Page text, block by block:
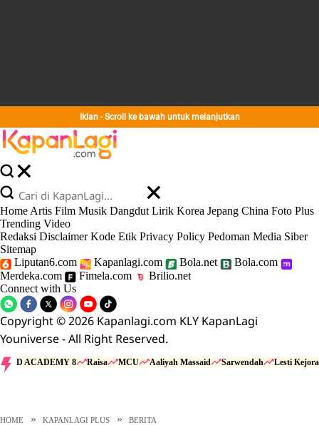
Iklan - Scroll ke bawah untuk melanjutkan
Home Artis Film Musik Dangdut Lirik Korea Jepang China Foto Plus
Trending Video
Redaksi Disclaimer Kode Etik Privacy Policy Pedoman Media Siber
Sitemap
Liputan6.com
Kapanlagi.com Bola.net
Bola.com
Merdeka.com
Fimela.com
Brilio.net
Connect with Us
Copyright © 2026 Kapanlagi.com KLY KapanLagi
Youniverse - All Right Reserved.
D ACADEMY 8 Raisa MCU Aaliyah Massaid Sarwendah Lesti Kejora
HOME KAPANLAGI PLUS BERITA